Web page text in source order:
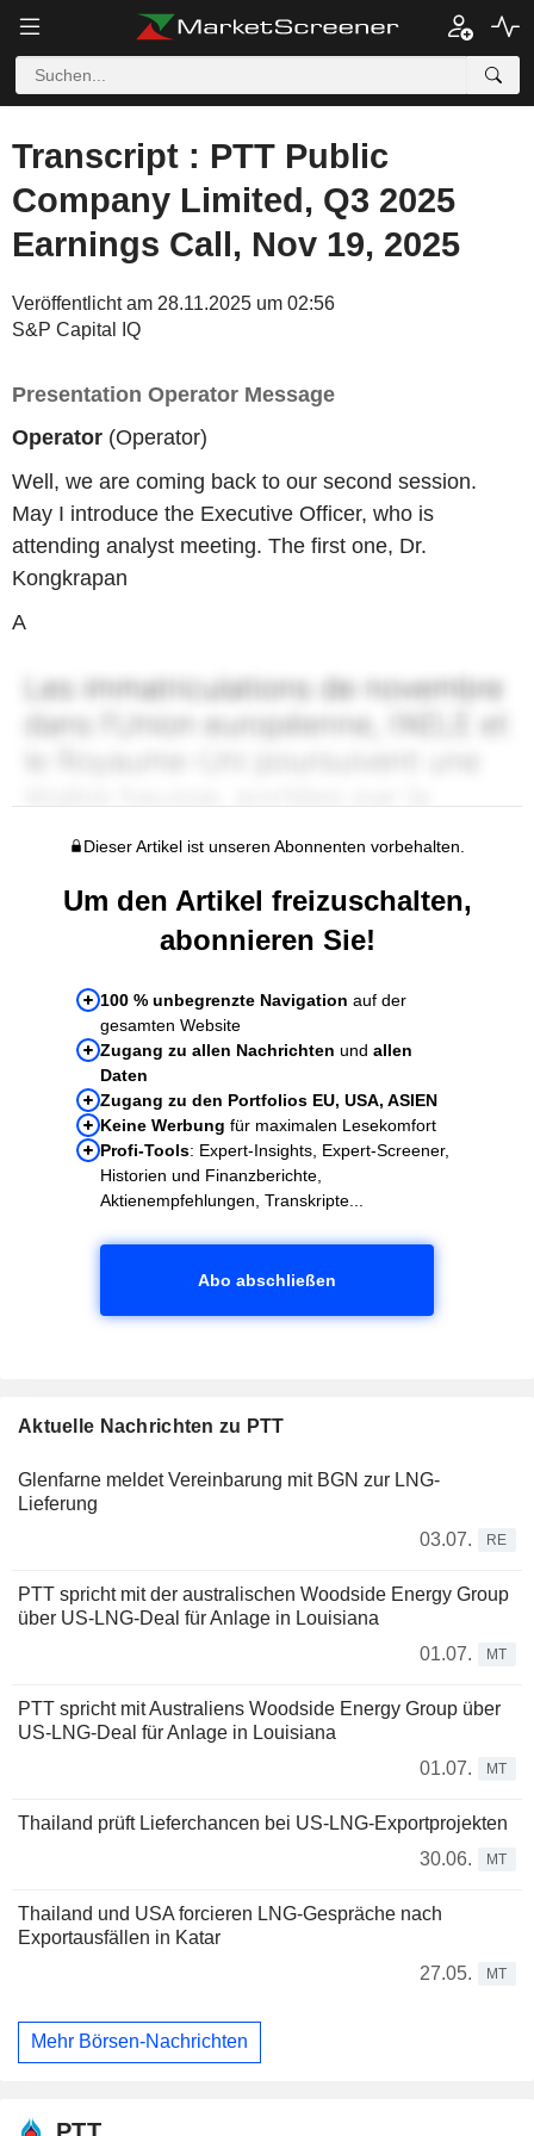
Transcript : PTT Public
Company Limited, Q3 2025
Earnings Call, Nov 19, 2025
Veröffentlicht am 28.11.2025 um 02:56
S&P Capital IQ
Presentation Operator Message
Operator (Operator)
Well, we are coming back to our second session.
May I introduce the Executive Officer, who is
attending analyst meeting. The first one, Dr.
Kongkrapan
A
Dieser Artikel ist unseren Abonnenten vorbehalten.
Um den Artikel freizuschalten,
abonnieren Sie!
100 % unbegrenzte Navigation auf der
gesamten Website
Zugang zu allen Nachrichten und allen
Daten
Zugang zu den Portfolios EU, USA, ASIEN
Keine Werbung für maximalen Lesekomfort
Profi-Tools: Expert-Insights, Expert-Screener,
Historien und Finanzberichte,
Aktienempfehlungen, Transkripte...
Abo abschließen
Aktuelle Nachrichten zu PTT
Glenfarne meldet Vereinbarung mit BGN zur LNG-
Lieferung
03.07.
RE
PTT spricht mit der australischen Woodside Energy Group
über US-LNG-Deal für Anlage in Louisiana
01.07.
MT
PTT spricht mit Australiens Woodside Energy Group über
US-LNG-Deal für Anlage in Louisiana
01.07.
MT
Thailand prüft Lieferchancen bei US-LNG-Exportprojekten
30.06.
MT
Thailand und USA forcieren LNG-Gespräche nach
Exportausfällen in Katar
27.05.
MT
Mehr Börsen-Nachrichten